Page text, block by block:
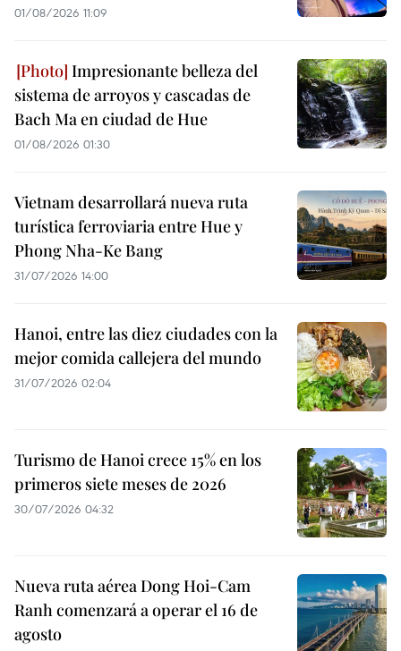
01/08/2026 11:09
Impresionante belleza del
sistema de arroyos y cascadas de
Bach Ma en ciudad de Hue
01/08/2026 01:30
Vietnam desarrollará nueva ruta
turística ferroviaria entre Hue y
Phong Nha-Ke Bang
31/07/2026 14:00
Hanoi, entre las diez ciudades con la
mejor comida callejera del mundo
31/07/2026 02:04
Turismo de Hanoi crece 15% en los
primeros siete meses de 2026
30/07/2026 04:32
Nueva ruta aérea Dong Hoi-Cam
Ranh comenzará a operar el 16 de
agosto